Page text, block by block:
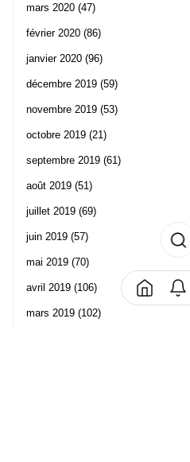
mars 2020 (47)
février 2020 (86)
janvier 2020 (96)
décembre 2019 (59)
novembre 2019 (53)
octobre 2019 (21)
septembre 2019 (61)
août 2019 (51)
juillet 2019 (69)
juin 2019 (57)
mai 2019 (70)
avril 2019 (106)
mars 2019 (102)